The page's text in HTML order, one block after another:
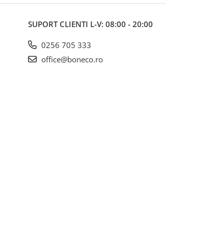
SUPORT CLIENTI L-V: 08:00 - 20:00
0256 705 333
office@boneco.ro